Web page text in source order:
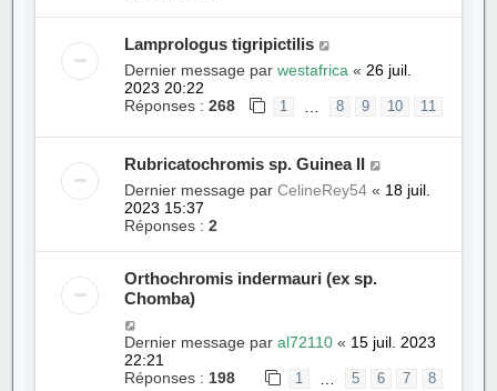
Lamprologus tigripictilis
Dernier message parwestafrica « 26 juil.
2023 20:22
Réponses :268 1 8 9 10 11
Rubricatochromis sp. Guinea II
Dernier message parCelineRey54 « 18 juil.
2023 15:37
Réponses :2
Orthochromis indermauri (ex sp.
Chomba)
Dernier message paral72110 « 15 juil. 2023
22:21
Réponses : 198 1 5 6 7 8